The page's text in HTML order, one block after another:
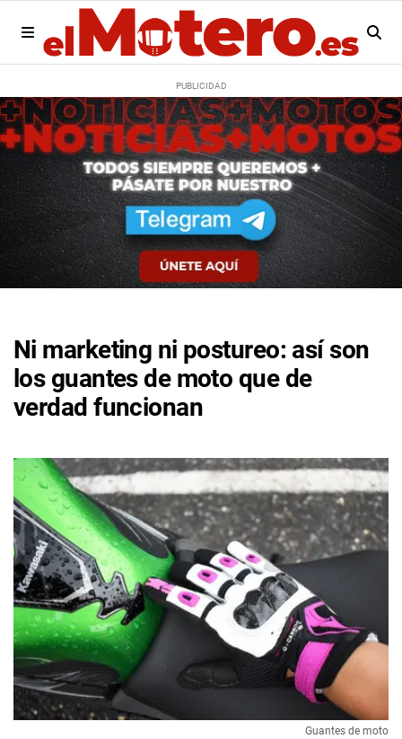
Ni marketing ni postureo: así son
los guantes de moto que de
verdad funcionan
Guantes de moto